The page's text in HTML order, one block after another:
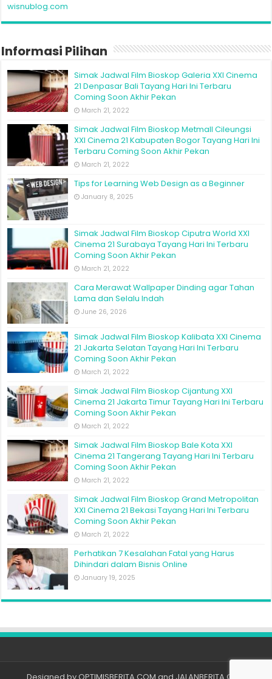
wisnublog.com
Informasi Pilihan
Simak Jadwal Film Bioskop Galeria XXI Cinema
21 Denpasar Bali Tayang Hari Ini Terbaru
Coming Soon Akhir Pekan
March 21, 2022
Simak Jadwal Film Bioskop Metmall Cileungsi
XXI Cinema 21 Kabupaten Bogor Tayang Hari Ini
Terbaru Coming Soon Akhir Pekan
March 21, 2022
Tips for Learning Web Design as a Beginner
January 8, 2025
Simak Jadwal Film Bioskop Ciputra World XXI
Cinema 21 Surabaya Tayang Hari Ini Terbaru
Coming Soon Akhir Pekan
March 21, 2022
Cara Merawat Wallpaper Dinding agar Tahan
Lama dan Selalu Indah
June 26, 2026
Simak Jadwal Film Bioskop Kalibata XXI Cinema
21 Jakarta Selatan Tayang Hari Ini Terbaru
Coming Soon Akhir Pekan
March 21, 2022
Simak Jadwal Film Bioskop Cijantung XXI
Cinema 21 Jakarta Timur Tayang Hari Ini Terbaru
Coming Soon Akhir Pekan
March 21, 2022
Simak Jadwal Film Bioskop Bale Kota XXI
Cinema 21 Tangerang Tayang Hari Ini Terbaru
Coming Soon Akhir Pekan
March 21, 2022
Simak Jadwal Film Bioskop Grand Metropolitan
XXI Cinema 21 Bekasi Tayang Hari Ini Terbaru
Coming Soon Akhir Pekan
March 21, 2022
Perhatikan 7 Kesalahan Fatal yang Harus
Dihindari dalam Bisnis Online
January 19, 2025